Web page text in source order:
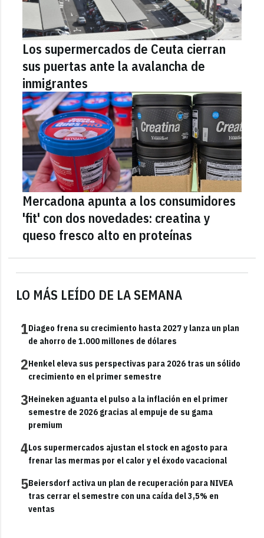
LO MÁS LEÍDO DE LA SEMANA
1Diageo frena su crecimiento hasta 2027 y lanza un plan
de ahorro de 1.000 millones de dólares
2Henkel eleva sus perspectivas para 2026 tras un sólido
crecimiento en el primer semestre
3Heineken aguanta el pulso a la inflación en el primer
semestre de 2026 gracias al empuje de su gama
premium
4Los supermercados ajustan el stock en agosto para
frenar las mermas por el calor y el éxodo vacacional
5Beiersdorf activa un plan de recuperación para NIVEA
tras cerrar el semestre con una caída del 3,5% en
ventas
Los supermercados de Ceuta cierran
sus puertas ante la avalancha de
inmigrantes
Mercadona apunta a los consumidores
'fit' con dos novedades: creatina y
queso fresco alto en proteínas